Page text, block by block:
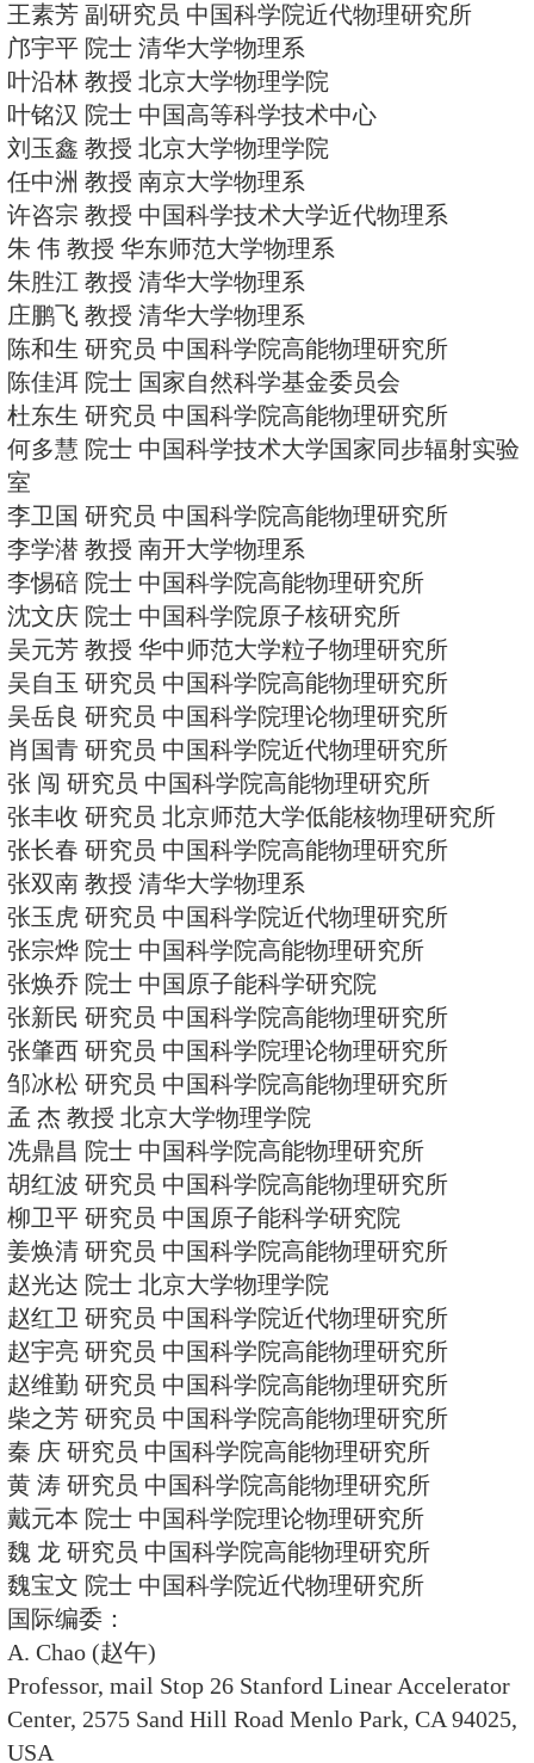
主编：
郑志鹏 研究员 中国科学院高能物
副主编：
朱永生 研究员 中国科学院高能物
沈彭年 研究员 中国科学院高能物
靳根明 研究员 中国科学院近代物
詹文龙 研究员 中国科学院近代物
国内编委：
丁亦兵 教授 中国科学院研究生院
马中玉 研究员 中国原子能科学研
马基茂 研究员 中国科学院高能物
方守贤 院士 中国科学院高能物理
王恩科 教授 华中师范大学粒子物
王书鸿 研究员 中国科学院高能物
王贻芳 研究员 中国科学院高能物
王顺金 研究员 西南交通大学近代
王素芳 副研究员 中国科学院近代
邝宇平 院士 清华大学物理系
叶沿林 教授 北京大学物理学院
叶铭汉 院士 中国高等科学技术中
刘玉鑫 教授 北京大学物理学院
任中洲 教授 南京大学物理系
许咨宗 教授 中国科学技术大学近
朱 伟 教授 华东师范大学物理系
朱胜江 教授 清华大学物理系
庄鹏飞 教授 清华大学物理系
陈和生 研究员 中国科学院高能物
陈佳洱 院士 国家自然科学基金委
杜东生 研究员 中国科学院高能物
何多慧 院士 中国科学技术大学国